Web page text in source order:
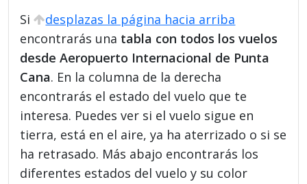
Si
desplazas la página hacia arriba
encontrarás una tabla con todos los vuelos
desde Aeropuerto Internacional de Punta
Cana. En la columna de la derecha
encontrarás el estado del vuelo que te
interesa. Puedes ver si el vuelo sigue en
tierra, está en el aire, ya ha aterrizado o si se
ha retrasado. Más abajo encontrarás los
diferentes estados del vuelo y su color